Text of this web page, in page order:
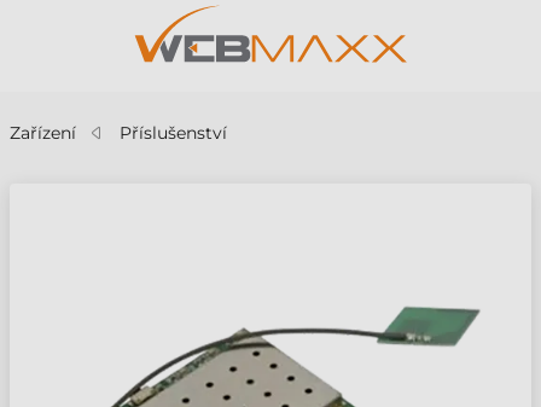
Zařízení Příslušenství